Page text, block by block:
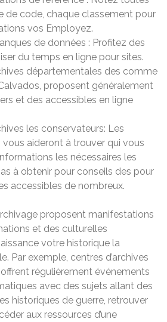
de code, chaque classement pour
vos Employez.
de données : Profitez des
du temps en ligne pour sites.
départementales des comme
proposent généralement
et des accessibles en ligne
les conservateurs: Les
aideront à trouver qui vous
les nécessaires les
à obtenir pour conseils des pour
accessibles de nombreux.
proposent manifestations
et des culturelles
votre historique la
Par exemple, centres d’archives
régulièrement événements
avec des sujets allant des
historiques de guerre, retrouver
aux ressources d’une